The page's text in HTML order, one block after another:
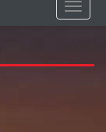
Toggle